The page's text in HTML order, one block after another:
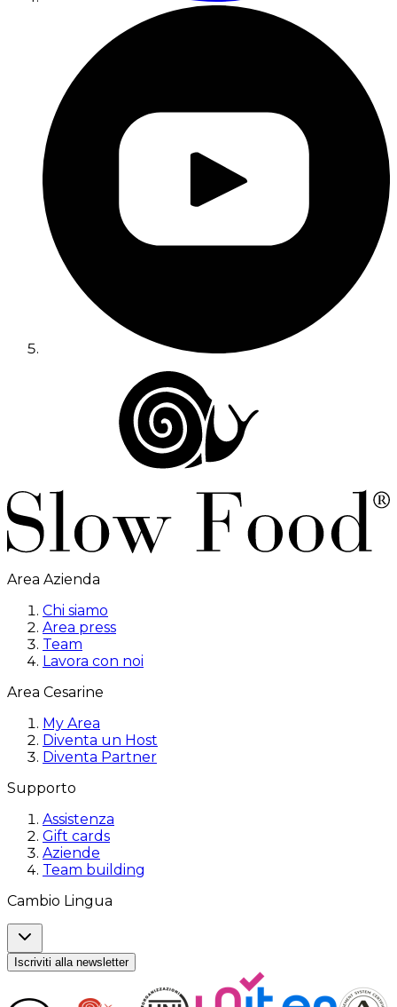
Area Azienda
Chi siamo
Area press
Team
Lavora con noi
Area Cesarine
My Area
Diventa un Host
Diventa Partner
Supporto
Assistenza
Gift cards
Aziende
Team building
Cambio Lingua
Iscriviti alla newsletter